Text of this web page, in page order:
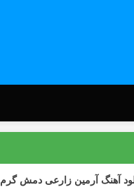
آهنگ آرمین زارعی دمش گرم